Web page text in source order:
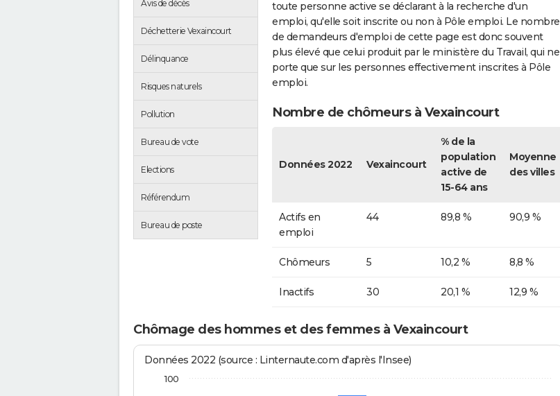
Avis de décès
Déchetterie Vexaincourt
Délinquance
Risques naturels
Pollution
Bureau de vote
Elections
Référendum
Bureau de poste
toute personne active se déclarant à la recherche d'un
emploi, qu'elle soit inscrite ou non à Pôle emploi. Le nombre
de demandeurs d'emploi de cette page est donc souvent
plus élevé que celui produit par le ministère du Travail, qui ne
porte que sur les personnes effectivement inscrites à Pôle
emploi.
Nombre de chômeurs à Vexaincourt
Données 2022 Vexaincourt
% de la
population
active de
15-64 ans
Moyenne
des villes
Actifs en
emploi
44 89,8 % 90,9 %
Chômeurs 5 10,2 % 8,8 %
Inactifs 30 20,1 % 12,9 %
Chômage des hommes et des femmes à Vexaincourt
Données 2022 (source : Linternaute.com d'après l'Insee)
100